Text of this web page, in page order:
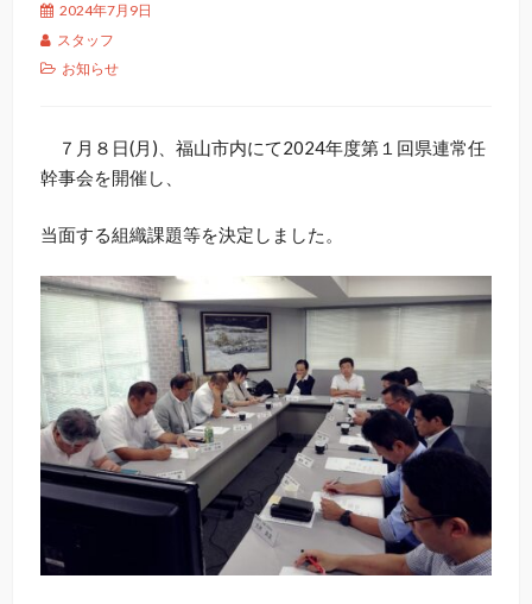
2024年7月9日
スタッフ
お知らせ
７月８日(月)、福山市内にて2024年度第１回県連常任
幹事会を開催し、
当面する組織課題等を決定しました。